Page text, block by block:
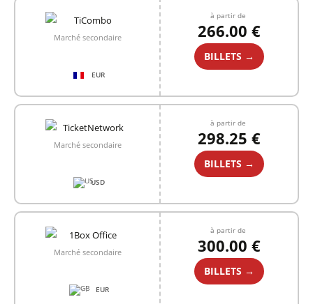
Marché secondaire
EUR
à partir de
266.00 €
BILLETS →
Marché secondaire
USD
à partir de
298.25 €
BILLETS →
Marché secondaire
+1 EUR
à partir de
300.00 €
BILLETS →